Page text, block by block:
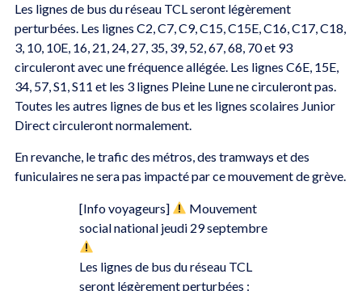
Les lignes de bus du réseau TCL seront légèrement
perturbées. Les lignes C2, C7, C9, C15, C15E, C16, C17, C18,
3, 10, 10E, 16, 21, 24, 27, 35, 39, 52, 67, 68, 70 et 93
circuleront avec une fréquence allégée. Les lignes C6E, 15E,
34, 57, S1, S11 et les 3 lignes Pleine Lune ne circuleront pas.
Toutes les autres lignes de bus et les lignes scolaires Junior
Direct circuleront normalement.
En revanche, le trafic des métros, des tramways et des
funiculaires ne sera pas impacté par ce mouvement de grève.
[Info voyageurs]
Mouvement
social national jeudi 29 septembre
Les lignes de bus du réseau TCL
seront légèrement perturbées :